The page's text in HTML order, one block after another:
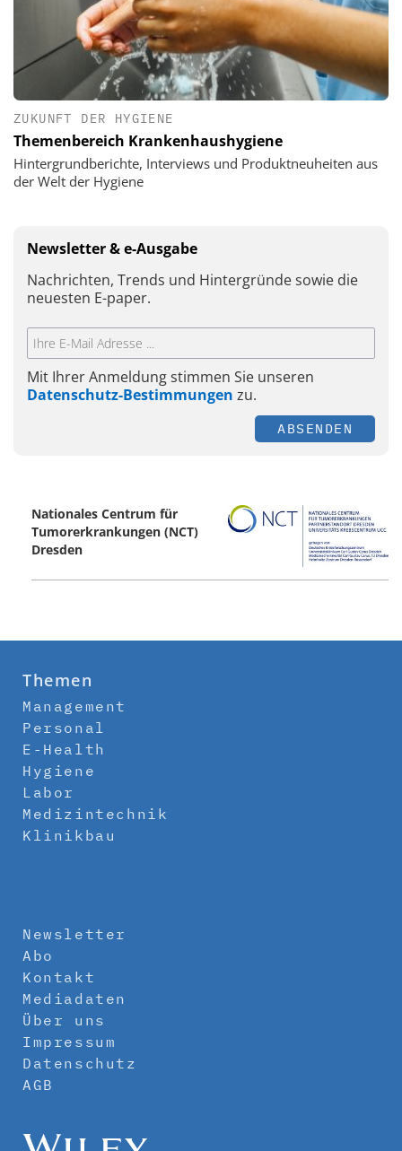
ZUKUNFT DER HYGIENE
Themenbereich Krankenhaushygiene
Hintergrundberichte, Interviews und Produktneuheiten aus
der Welt der Hygiene
Newsletter & e-Ausgabe
Nachrichten, Trends und Hintergründe sowie die
neuesten E-paper.
Mit Ihrer Anmeldung stimmen Sie unseren
Datenschutz-Bestimmungen zu.
ABSENDEN
Nationales Centrum für
Tumorerkrankungen (NCT)
Dresden
Themen
Management
Personal
E-Health
Hygiene
Labor
Medizintechnik
Klinikbau
Newsletter
Abo
Kontakt
Mediadaten
Über uns
Impressum
Datenschutz
AGB